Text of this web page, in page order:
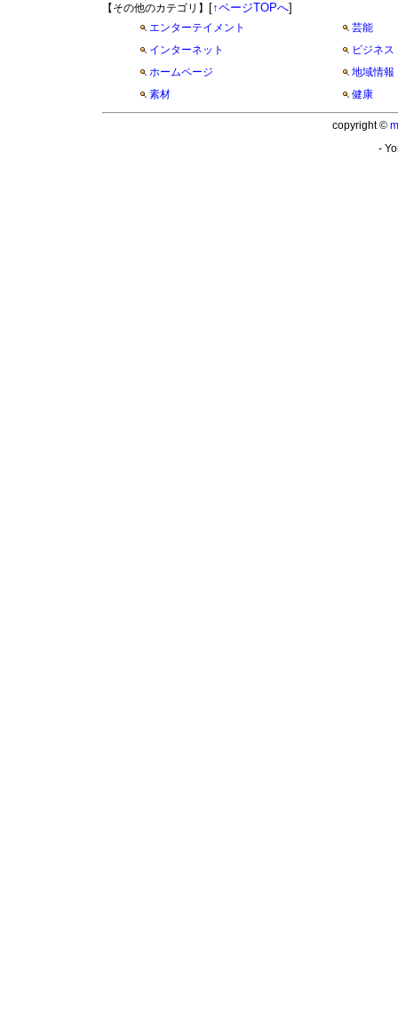
【その他のカテゴリ】 [↑ページTOPへ]
エンターテイメント
芸能
インターネット
ビジネス
ホームページ
地域情報
素材
健康
copyright ©
-